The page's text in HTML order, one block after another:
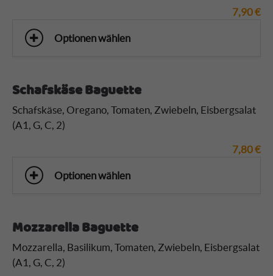
7,90€
Optionen wählen
Schafskäse Baguette
Schafskäse, Oregano, Tomaten, Zwiebeln, Eisbergsalat
(A1, G, C, 2)
7,80€
Optionen wählen
Mozzarella Baguette
Mozzarella, Basilikum, Tomaten, Zwiebeln, Eisbergsalat
(A1, G, C, 2)